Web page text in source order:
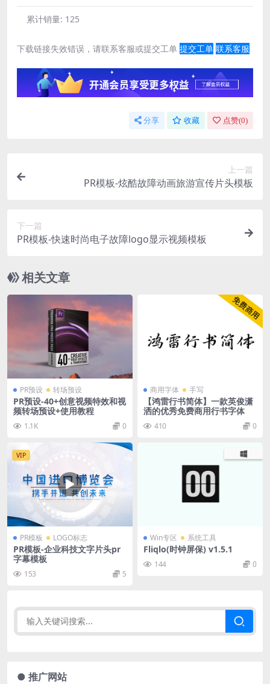
累计销量: 125
下载链接失效错误，请联系客服或提交工单 提交工单 联系客服
分享 收藏 点赞(0)
上一篇
PR模板-炫酷故障动画旅游宣传片头模板
下一篇
PR模板-快速时尚电子故障logo显示视频模板
相关文章
PR预设 转场预设
PR预设-40+创意视频特效和视
频转场预设+使用教程
1.1K 0
商用字体 手写
【鸿雷行书简体】一款英俊潇
洒的优秀免费商用行书字体
410 0
VIP
PR模板 LOGO标志
PR模板-企业科技文字片头pr
字幕模板
153 5
Win专区 系统工具
Fliqlo(时钟屏保) v1.5.1
144 0
● 推广网站